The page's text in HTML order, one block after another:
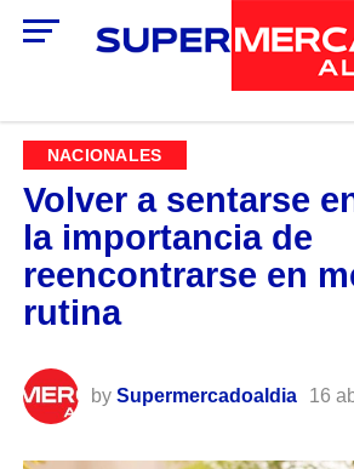
NACIONALES
Volver a sentarse
la importancia de
reencontrarse en
rutina
by Supermercadoaldia 16